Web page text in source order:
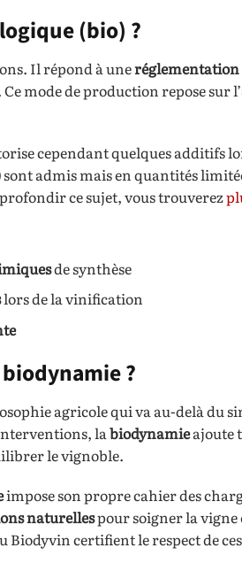
(bio) ?
Il répond à uneréglementation
mode de production repose sur l’
cependant quelques additifs
sont admis mais en quantités
ce sujet, vous trouverez
de synthèse
lors de la vinification
?
agricole qui va au-delà du
la biodynamieajoute
le vignoble.
impose son propre cahier des
naturellespour soigner la vigne
certifient le respect de